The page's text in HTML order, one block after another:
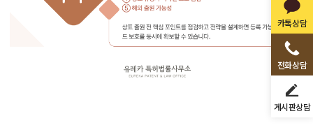
카톡상담
전화상담
게시판상담